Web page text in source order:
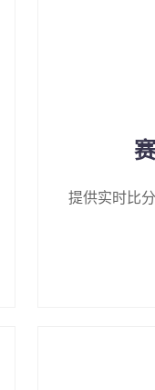
提供实时比